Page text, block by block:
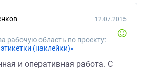
рабочую область по проекту:
(наклейки)»
12.07.2015
и оперативная работа. С